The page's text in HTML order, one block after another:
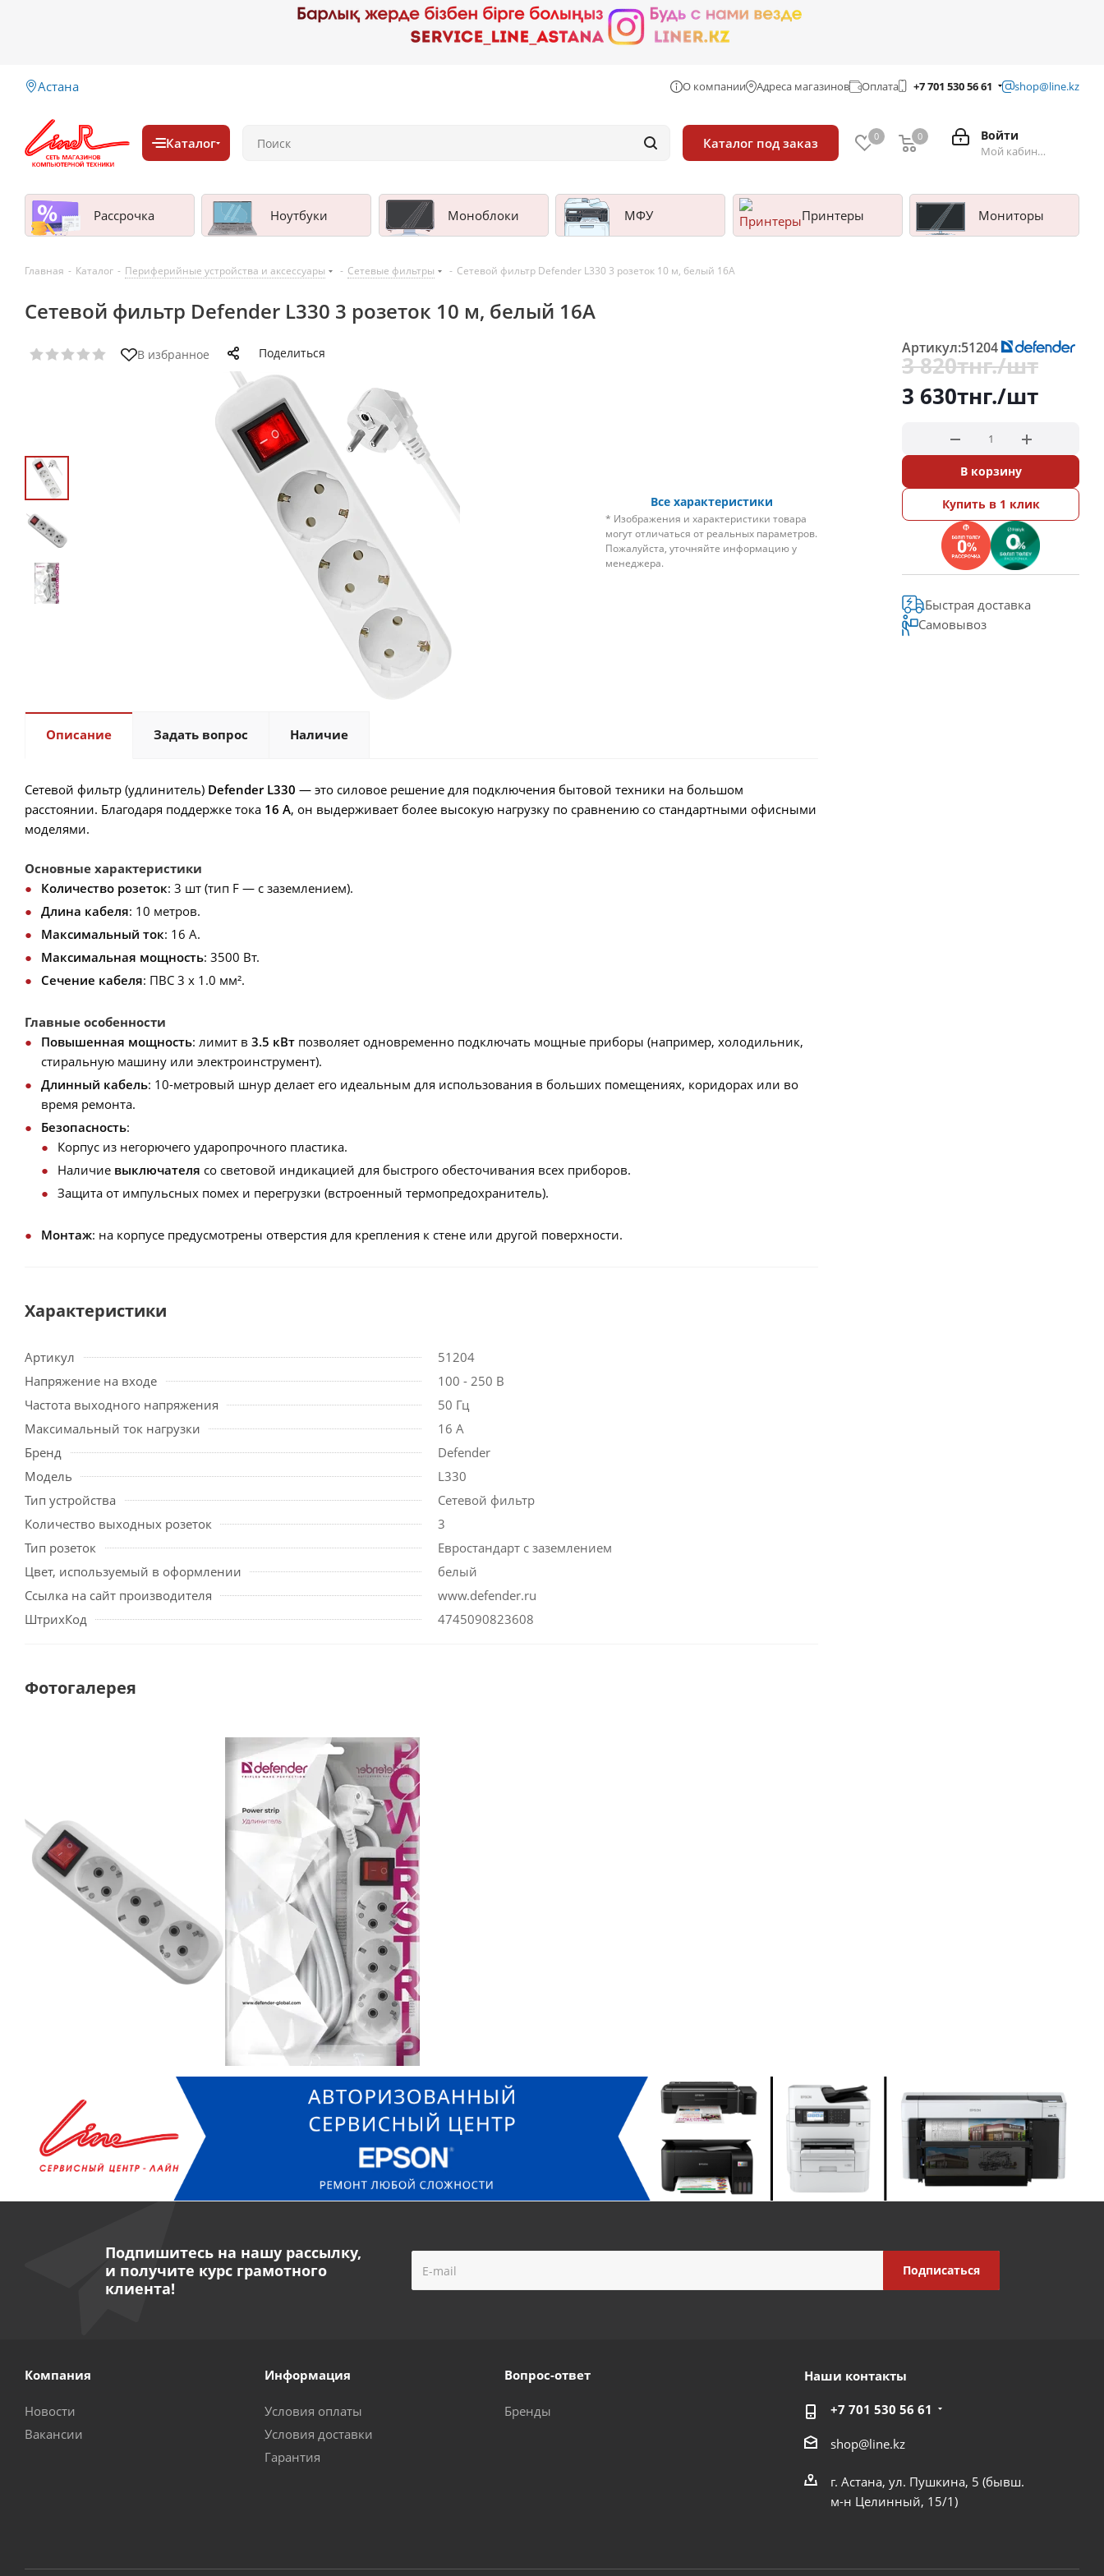
Астана О компании Адреса магазинов Оплата +7 701 530 56 61 shop@line.kz
Каталог Каталог под заказ Войти
Мой кабинет
0 0
Рассрочка Ноутбуки Моноблоки МФУ Принтеры Мониторы
Главная - Каталог - Периферийные устройства и аксессуары - Сетевые фильтры - Сетевой фильтр Defender L330 3 розеток 10 м, белый 16A
Сетевой фильтр Defender L330 3 розеток 10 м, белый 16A
Поделиться
Все характеристики
* Изображения и характеристики товара
могут отличаться от реальных параметров.
Пожалуйста, уточняйте информацию у
менеджера.
Описание Задать вопрос Наличие
Сетевой фильтр (удлинитель) Defender L330 — это силовое решение для подключения бытовой техники на большом
расстоянии. Благодаря поддержке тока 16 А, он выдерживает более высокую нагрузку по сравнению со стандартными офисными
моделями.
Основные характеристики
Количество розеток: 3 шт (тип F — с заземлением).
Длина кабеля: 10 метров.
Максимальный ток: 16 А.
Максимальная мощность: 3500 Вт.
Сечение кабеля: ПВС 3 х 1.0 мм².
Главные особенности
Повышенная мощность: лимит в 3.5 кВт позволяет одновременно подключать мощные приборы (например, холодильник,
стиральную машину или электроинструмент).
Длинный кабель: 10-метровый шнур делает его идеальным для использования в больших помещениях, коридорах или во
время ремонта.
Безопасность:
Корпус из негорючего ударопрочного пластика.
Наличие выключателя со световой индикацией для быстрого обесточивания всех приборов.
Защита от импульсных помех и перегрузки (встроенный термопредохранитель).
Монтаж: на корпусе предусмотрены отверстия для крепления к стене или другой поверхности.
Характеристики
Артикул
51204
Напряжение на входе
100 - 250 В
Частота выходного напряжения
50 Гц
Максимальный ток нагрузки
16 А
Бренд
Defender
Модель
L330
Тип устройства
Сетевой фильтр
Количество выходных розеток
3
Тип розеток
Евростандарт с заземлением
Цвет, используемый в оформлении
белый
Ссылка на сайт производителя
www.defender.ru
ШтрихКод
4745090823608
Фотогалерея
Артикул:51204
3 820тнг./шт
3 630тнг./шт
В корзину
Купить в 1 клик
Быстрая доставка
Самовывоз
Подпишитесь на нашу рассылку,
и получите курс грамотного
клиента!
Компания
Новости
Вакансии
Информация
Условия оплаты
Условия доставки
Гарантия
Вопрос-ответ
Бренды
Наши контакты
+7 701 530 56 61
shop@line.kz
г. Астана, ул. Пушкина, 5 (бывш.
м-н Целинный, 15/1)